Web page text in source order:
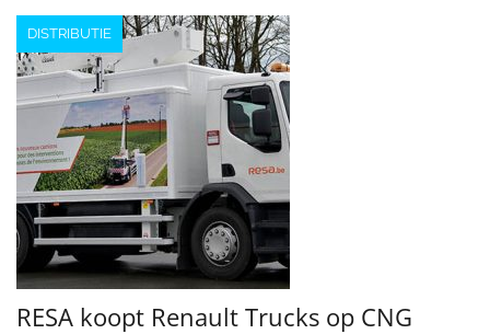
DISTRIBUTIE
RESA koopt Renault Trucks op CNG